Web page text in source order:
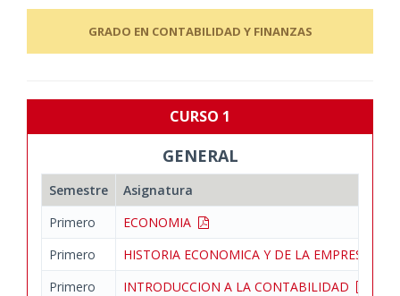
GRADO EN CONTABILIDAD Y FINANZAS
CURSO 1
GENERAL
Semestre
Asignatura
Primero
ECONOMIA
Primero
HISTORIA ECONOMICA Y DE LA EMPRESA
Primero
INTRODUCCION A LA CONTABILIDAD